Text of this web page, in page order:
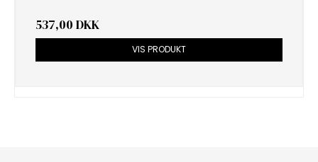
537,00 DKK
VIS PRODUKT